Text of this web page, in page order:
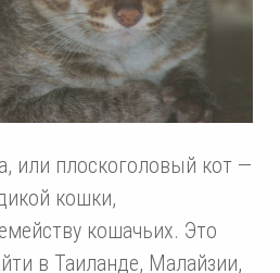
или плоскоголовый кот —
кошки,
кошачьих. Это
в Таиланде, Малайзии,